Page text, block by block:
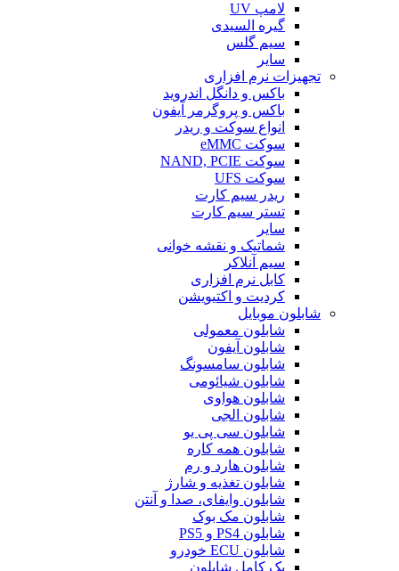
لامپ UV
گیره السیدی
سیم گلس
سایر
تجهیزات نرم افزاری
باکس و دانگل اندروید
باکس و پروگرمر آیفون
انواع سوکت و ریدر
سوکت eMMC
سوکت NAND, PCIE
سوکت UFS
ریدر سیم کارت
تستر سیم کارت
سایر
شماتیک و نقشه خوانی
سیم آنلاکر
کابل نرم افزاری
کردیت و اکتیویشن
شابلون موبایل
شابلون معمولی
شابلون آیفون
شابلون سامسونگ
شابلون شیائومی
شابلون هواوی
شابلون الجی
شابلون سی پی یو
شابلون همه کاره
شابلون هارد و رم
شابلون تغذیه و شارژ
شابلون وایفای، صدا و آنتن
شابلون مک بوک
شابلون PS4 و PS5
شابلون ECU خودرو
پک کامل شابلون